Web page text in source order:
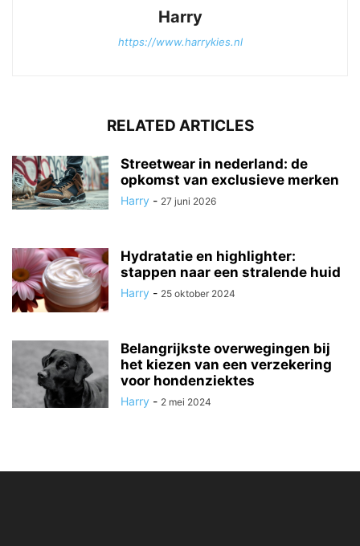
Harry
https://www.harrykies.nl
RELATED ARTICLES
Streetwear in nederland: de
opkomst van exclusieve merken
Harry - 27 juni 2026
Hydratatie en highlighter:
stappen naar een stralende huid
Harry - 25 oktober 2024
Belangrijkste overwegingen bij
het kiezen van een verzekering
voor hondenziektes
Harry - 2 mei 2024